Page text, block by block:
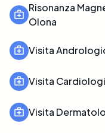
Risonanza
Olona
Visita
Visita
Visita